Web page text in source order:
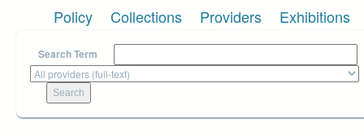
Policy Collections Providers Exhibitions
Search Term